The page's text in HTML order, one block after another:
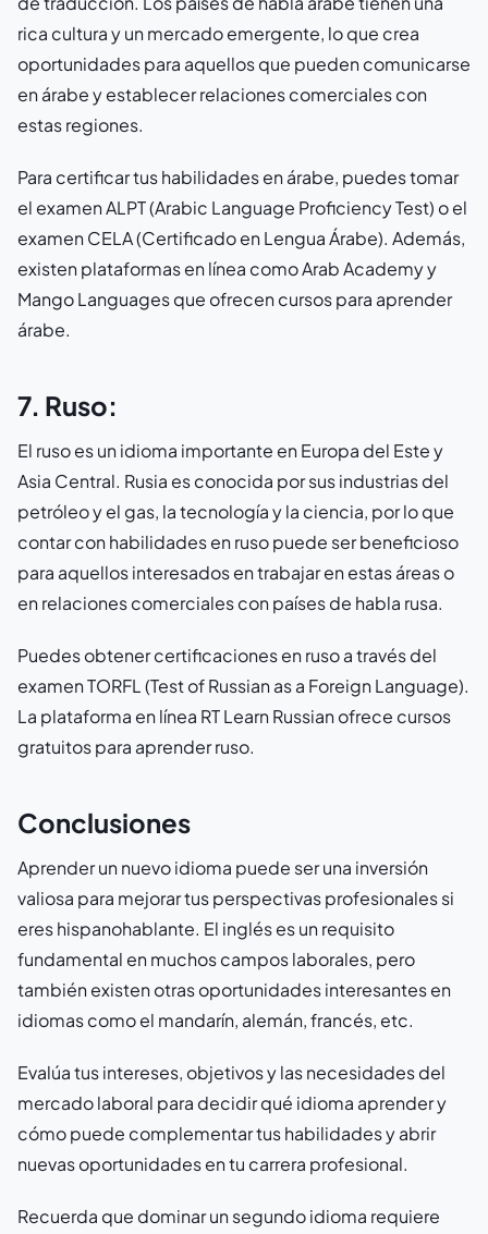
rica cultura y un mercado emergente, lo que crea
oportunidades para aquellos que pueden comunicarse
en árabe y establecer relaciones comerciales con
estas regiones.
Para certificar tus habilidades en árabe, puedes tomar
el examen ALPT (Arabic Language Proficiency Test) o el
examen CELA (Certificado en Lengua Árabe). Además,
existen plataformas en línea como Arab Academy y
Mango Languages que ofrecen cursos para aprender
árabe.
7. Ruso:
El ruso es un idioma importante en Europa del Este y
Asia Central. Rusia es conocida por sus industrias del
petróleo y el gas, la tecnología y la ciencia, por lo que
contar con habilidades en ruso puede ser beneficioso
para aquellos interesados en trabajar en estas áreas o
en relaciones comerciales con países de habla rusa.
Puedes obtener certificaciones en ruso a través del
examen TORFL (Test of Russian as a Foreign Language).
La plataforma en línea RT Learn Russian ofrece cursos
gratuitos para aprender ruso.
Conclusiones
Aprender un nuevo idioma puede ser una inversión
valiosa para mejorar tus perspectivas profesionales si
eres hispanohablante. El inglés es un requisito
fundamental en muchos campos laborales, pero
también existen otras oportunidades interesantes en
idiomas como el mandarín, alemán, francés, etc.
Evalúa tus intereses, objetivos y las necesidades del
mercado laboral para decidir qué idioma aprender y
cómo puede complementar tus habilidades y abrir
nuevas oportunidades en tu carrera profesional.
Recuerda que dominar un segundo idioma requiere